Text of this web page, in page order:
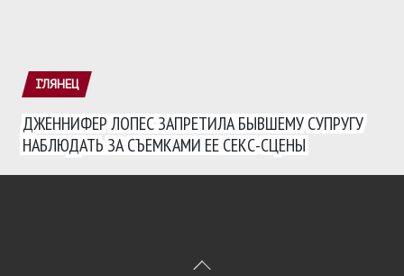
ГЛЯНЕЦ
ДЖЕННИФЕР ЛОПЕС ЗАПРЕТИЛА БЫВШЕМУ СУПРУГУ
НАБЛЮДАТЬ ЗА СЪЕМКАМИ ЕЕ СЕКС-СЦЕНЫ